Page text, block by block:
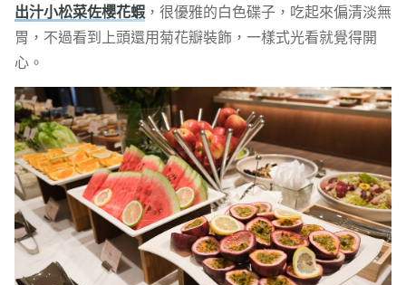
出汁小松菜佐櫻花蝦，很優雅的白色碟子，吃起來偏清淡無
胃，不過看到上頭還用菊花瓣裝飾，一樣式光看就覺得開
心。